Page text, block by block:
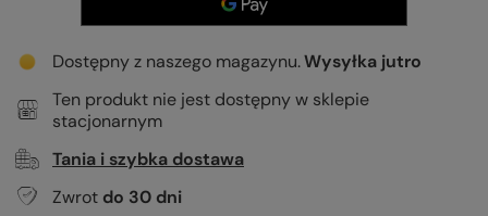
Dostępny z naszego magazynu Wysyłka jutro
Ten produkt nie jest dostępny w sklepie
stacjonarnym
Tania i szybka dostawa
Zwrot do 30 dni